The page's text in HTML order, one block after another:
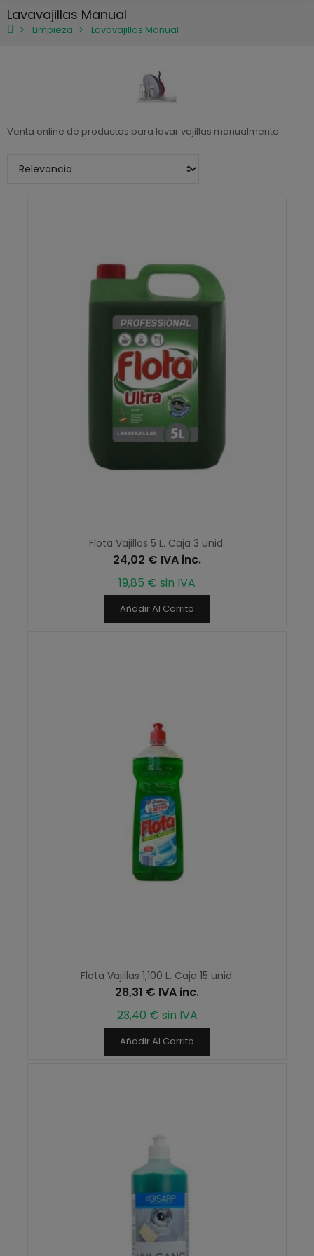
Lavavajillas Manual
Limpieza Lavavajillas Manual
Venta online de productos para lavar vajillas manualmente.
Flota Vajillas 5 L. Caja 3 unid.
24,02 € IVA inc.
19,85 € sin IVA
Añadir Al Carrito
Flota Vajillas 1,100 L. Caja 15 unid.
28,31 € IVA inc.
23,40 € sin IVA
Añadir Al Carrito